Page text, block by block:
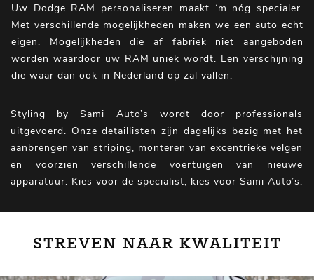
Uw Dodge RAM personaliseren maakt ‘m nóg specialer.
Met verschillende mogelijkheden maken we een auto echt
eigen. Mogelijkheden die af fabriek niet aangeboden
worden waardoor uw RAM uniek wordt. Een verschijning
die waar dan ook in Nederland op zal vallen.
Styling by Sami Auto’s wordt door professionals
uitgevoerd. Onze detaillisten zijn dagelijks bezig met het
aanbrengen van striping, monteren van excentrieke velgen
en voorzien verschillende voertuigen van nieuwe
apparatuur. Kies voor de specialist, kies voor Sami Auto’s.
STREVEN NAAR KWALITEIT